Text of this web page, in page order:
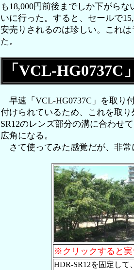
も18,000円前後までしか下がら
いに行った。すると、セールで
安売りされるのは珍しい。これ
た。
「VCL-HG0737C
早速「VCL-HG0737C」を取り
付けられているため、これを取
SR12のレンズ部分の溝に合わせ
広角になる。
さて使ってみた感覚だが、非常
※クリックすると実
HDR-SR12を固定して